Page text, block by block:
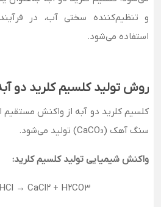
و تنظیم‌کننده سختی آب، در
استفاده می‌شود.
روش تولید کلسیم کلرید دو
سنگ آهک (CaCO₃) تولید می‌شود.
واکنش شیمیایی تولید کلسیم کلرید:
→ CaCl2 + H2CO3